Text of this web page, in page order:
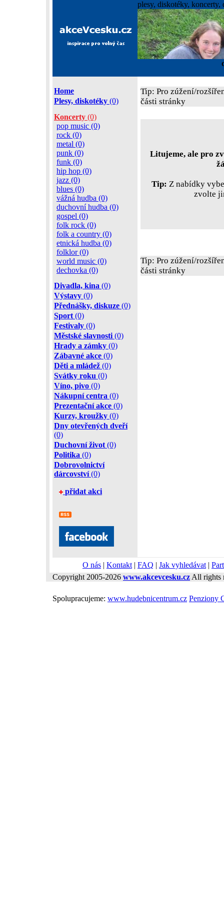
plesy, diskotéky,
Home
Plesy, diskotéky (0)
Koncerty (0)
pop music (0)
rock (0)
metal (0)
punk (0)
funk (0)
hip hop (0)
jazz (0)
blues (0)
vážná hudba (0)
duchovní hudba (0)
gospel (0)
folk rock (0)
folk a country (0)
etnická hudba (0)
folklor (0)
world music (0)
dechovka (0)
Divadla, kina (0)
Výstavy (0)
Přednášky, diskuze (0)
Sport (0)
Festivaly (0)
Městské slavnosti (0)
Hrady a zámky (0)
Zábavné akce (0)
Děti a mládež (0)
Svátky roku (0)
Víno, pivo (0)
Nákupní centra (0)
Prezentační akce (0)
Kurzy, kroužky (0)
Dny otevřených dveří
(0)
Duchovní život (0)
Politika (0)
Dobrovolnictví
dárcovství(0)
přidat akci
Tip: Pro zúžení/
části stránky
Litujeme, ale pro
Tip: Z nabídky
zvolte
Tip: Pro zúžení/
části stránky
O nás | Kontakt | FAQ | Jak vyhledávat |
Copyright 2005-2026 www.akcevcesku.cz All rights
Spolupracujeme: www.hudebnicentrum.cz Penziony